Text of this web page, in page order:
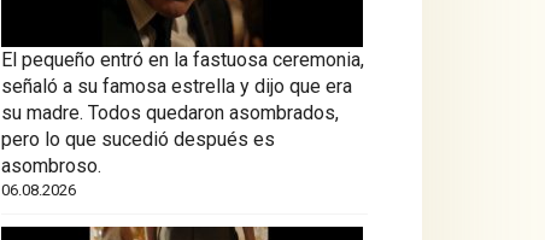
El pequeño entró en la fastuosa ceremonia,
señaló a su famosa estrella y dijo que era
su madre. Todos quedaron asombrados,
pero lo que sucedió después es
asombroso.
06.08.2026